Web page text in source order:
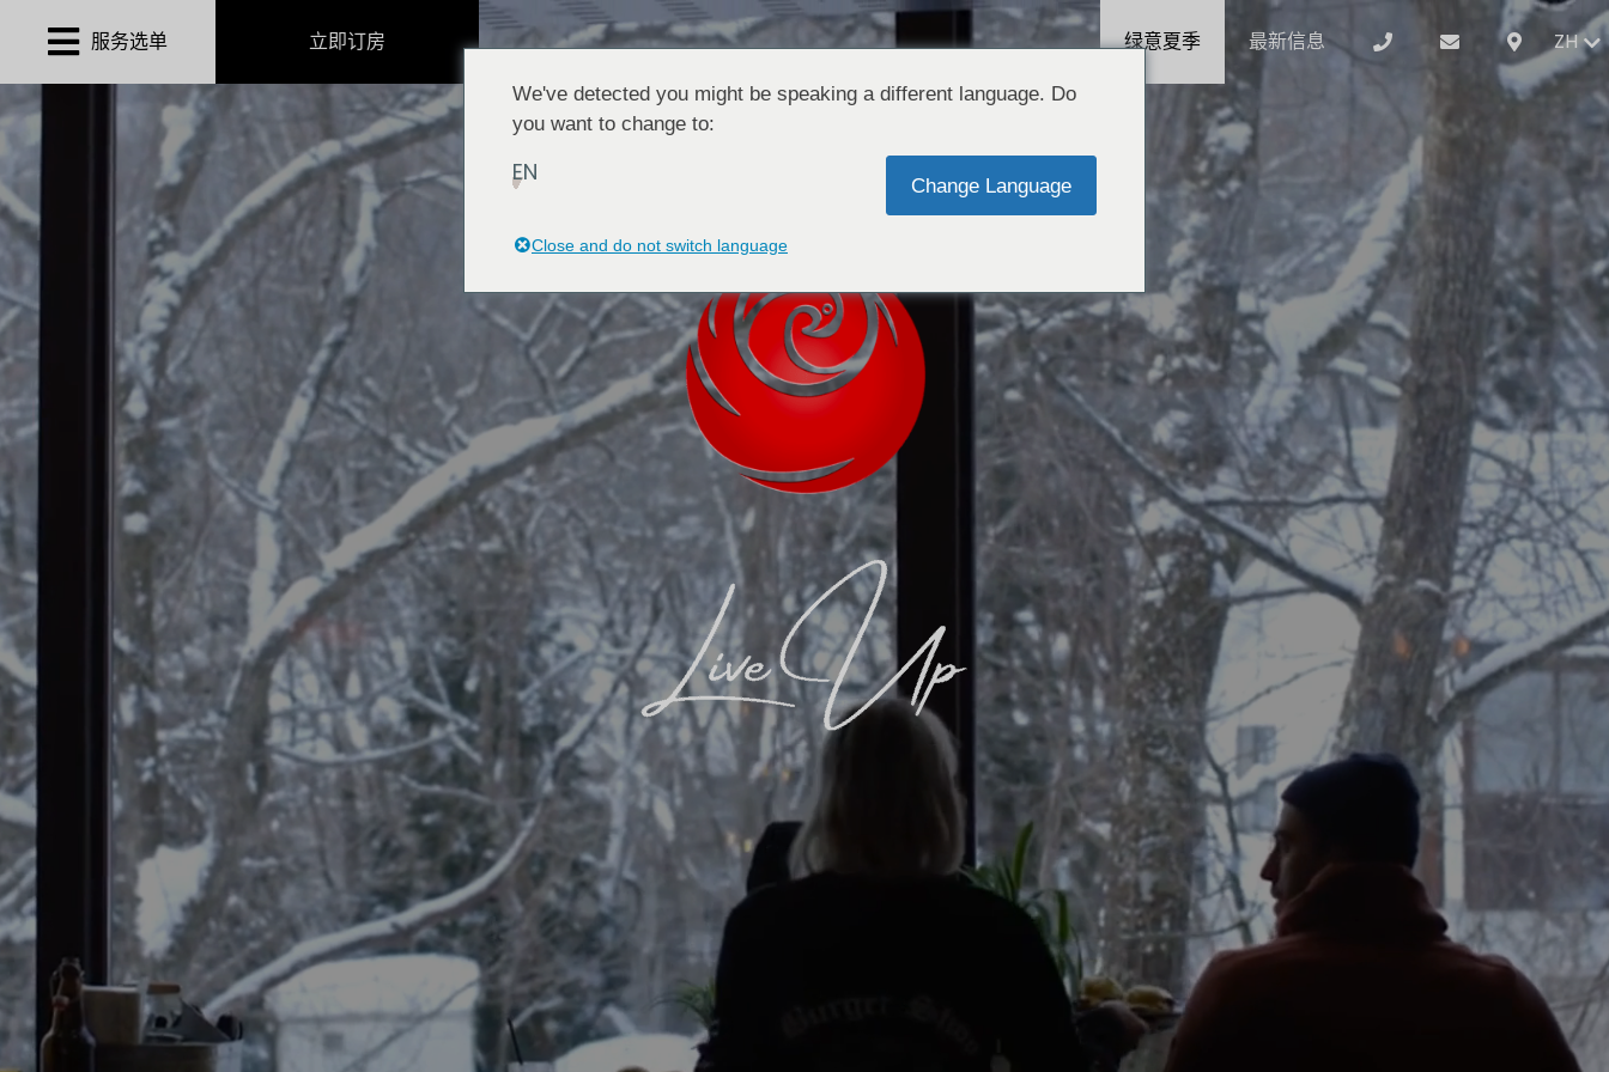
Phoenix系列別墅
Phoenix One Ultra-Luxe Chalet
Phoenix Hotel
Mimi’s Restaurant & Bar
Group Restaurants
服务项目
最新情报
集团概要
立即订房
徵求工作伙伴 最新公告 关于我们
服务选单 立即订房 绿意夏季 最新信息 ZH
We've detected you might be speaking a different language. Do
you want to change to:
EN Change Language
Close and do not switch language